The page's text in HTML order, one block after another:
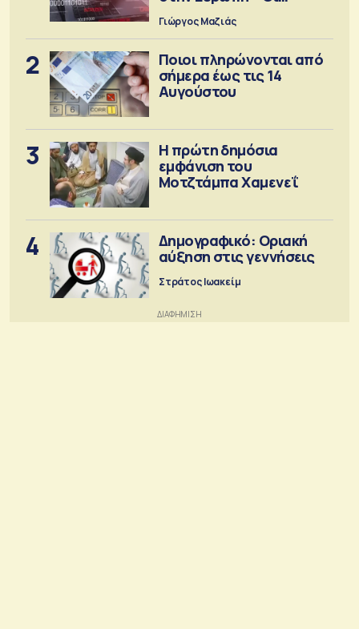
προειδοποιήσεις
Γιώργος Μαζιάς
2
Ποιοι πληρώνονται από
σήμερα έως τις 14
Αυγούστου
3
Η πρώτη δημόσια
εμφάνιση του
Μοτζτάμπα Χαμενεΐ
4
Δημογραφικό: Οριακή
αύξηση στις γεννήσεις
Στράτος Ιωακείμ